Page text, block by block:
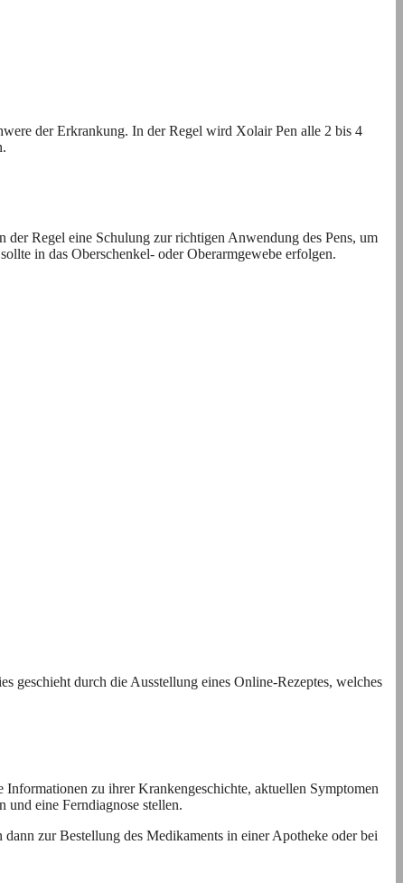
der Erkrankung. In der Regel wird Xolair Pen alle 2 bis 4
Regel eine Schulung zur richtigen Anwendung des Pens, um
in das Oberschenkel- oder Oberarmgewebe erfolgen.
durch die Ausstellung eines Online-Rezeptes, welches
zu ihrer Krankengeschichte, aktuellen Symptomen
eine Ferndiagnose stellen.
zur Bestellung des Medikaments in einer Apotheke oder bei